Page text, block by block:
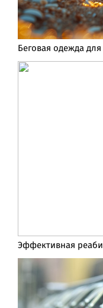
Беговая одежда
Эффективная